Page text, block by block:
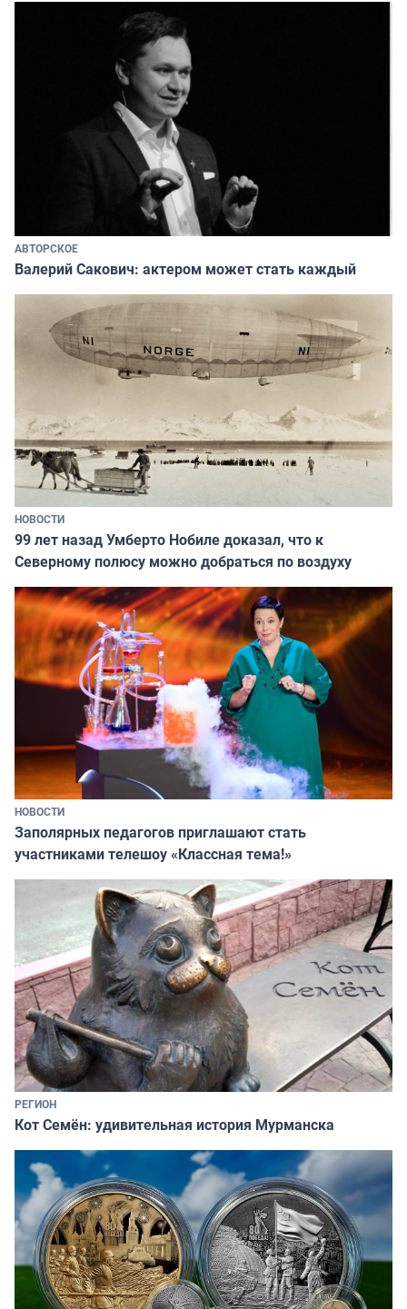
АВТОРСКОЕ
Валерий Сакович: актером может стать каждый
НОВОСТИ
99 лет назад Умберто Нобиле доказал, что к
Северному полюсу можно добраться по воздуху
НОВОСТИ
Заполярных педагогов приглашают стать
участниками телешоу «Классная тема!»
РЕГИОН
Кот Семён: удивительная история Мурманска